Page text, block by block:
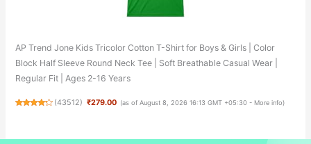
AP Trend Jone Kids Tricolor Cotton T-Shirt for Boys & Girls | Color
Block Half Sleeve Round Neck Tee | Soft Breathable Casual Wear |
Regular Fit | Ages 2-16 Years
(43512) ₹279.00 (as of August 8, 2026 16:13 GMT +05:30 - More info)